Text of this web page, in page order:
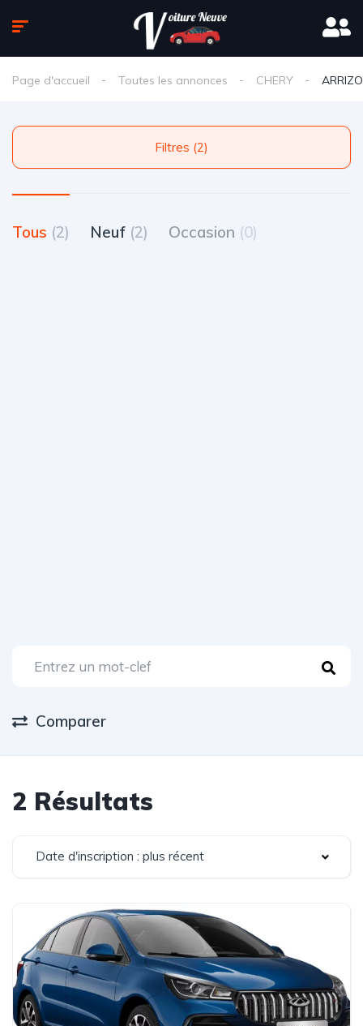
Page d'accueil Toutes les annonces CHERY
Filtres (2)
Tous (2) Neuf (2) Occasion (0)
Comparer
2 Résultats
Date d'inscription : plus récent